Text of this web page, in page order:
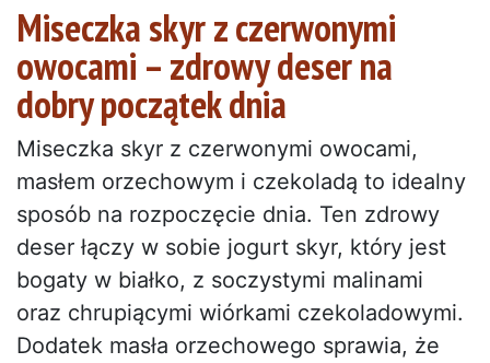
Miseczka skyr z czerwonymi
owocami – zdrowy deser na
dobry początek dnia
Miseczka skyr z czerwonymi owocami,
masłem orzechowym i czekoladą to idealny
sposób na rozpoczęcie dnia. Ten zdrowy
deser łączy w sobie jogurt skyr, który jest
bogaty w białko, z soczystymi malinami
oraz chrupiącymi wiórkami czekoladowymi.
Dodatek masła orzechowego sprawia, że